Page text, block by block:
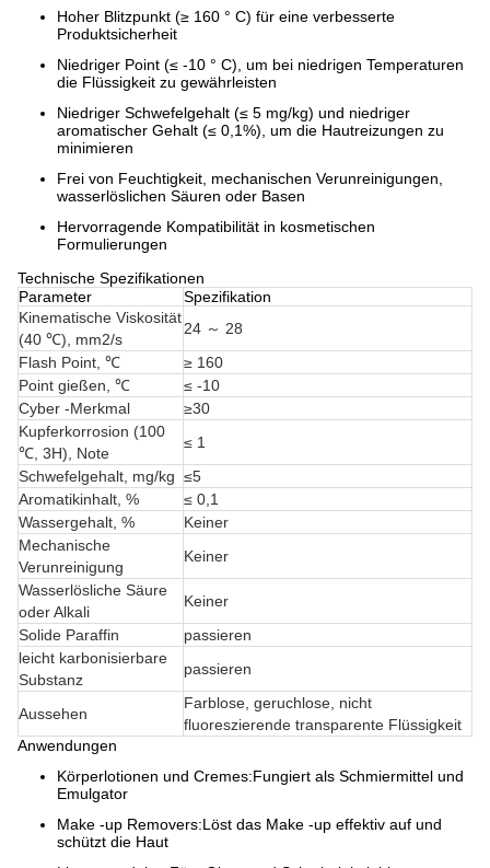
Hoher Blitzpunkt (≥ 160 ° C) für eine verbesserte
Produktsicherheit
Niedriger Point (≤ -10 ° C), um bei niedrigen Temperaturen
die Flüssigkeit zu gewährleisten
Niedriger Schwefelgehalt (≤ 5 mg/kg) und niedriger
aromatischer Gehalt (≤ 0,1%), um die Hautreizungen zu
minimieren
Frei von Feuchtigkeit, mechanischen Verunreinigungen,
wasserlöslichen Säuren oder Basen
Hervorragende Kompatibilität in kosmetischen
Formulierungen
Technische Spezifikationen
Parameter
Spezifikation
Kinematische Viskosität
(40 ℃), mm2/s
24 ～ 28
Flash Point, ℃
≥ 160
Point gießen, ℃
≤ -10
Cyber ​​-Merkmal
≥30
Kupferkorrosion (100
℃, 3H), Note
≤ 1
Schwefelgehalt, mg/kg ≤5
Aromatikinhalt, %
≤ 0,1
Wassergehalt, %
Keiner
Mechanische
Verunreinigung
Keiner
Wasserlösliche Säure
oder Alkali
Keiner
Solide Paraffin
passieren
leicht karbonisierbare
Substanz
passieren
Aussehen
Farblose, geruchlose, nicht
fluoreszierende transparente Flüssigkeit
Anwendungen
Körperlotionen und Cremes:Fungiert als Schmiermittel und
Emulgator
Make -up Removers:Löst das Make -up effektiv auf und
schützt die Haut